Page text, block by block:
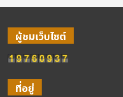
ผู้ชมเว็บไซต์
ที่อยู่